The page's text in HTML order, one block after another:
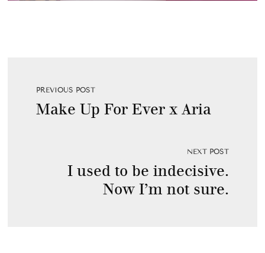
PREVIOUS POST
Make Up For Ever x Aria
NEXT POST
I used to be indecisive.
Now I’m not sure.